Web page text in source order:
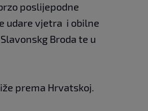
poslijepodne
udare vjetra i obilne
Broda te u
prema Hrvatskoj.